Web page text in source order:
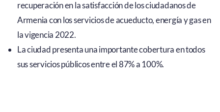
recuperación en la satisfacción de los ciudadanos de
Armenia con los servicios de acueducto, energía y gas en
la vigencia 2022.
La ciudad presenta una importante cobertura en todos
sus servicios públicos entre el 87% a 100%.